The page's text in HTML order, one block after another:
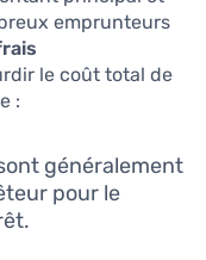
emprunteurs
le coût total de
:
généralement
pour le